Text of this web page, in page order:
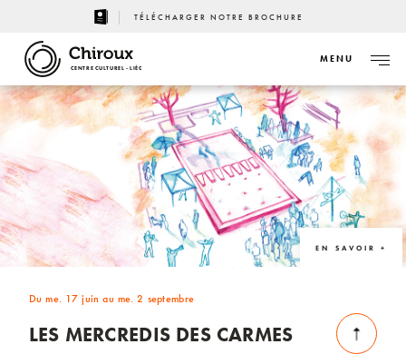
TÉLÉCHARGER NOTRE BROCHURE
CENTRE CULTUREL - LIÈGE
MENU
EN SAVOIR +
Du me. 17 juin au me. 2 septembre
LES MERCREDIS DES CARMES